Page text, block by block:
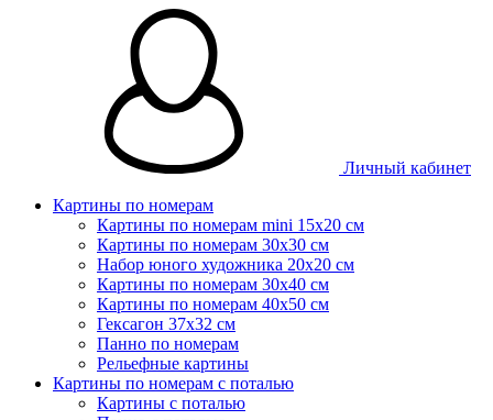
Личный кабинет
Картины по номерам
Картины по номерам mini 15х20 см
Картины по номерам 30x30 см
Набор юного художника 20х20 см
Картины по номерам 30х40 см
Картины по номерам 40х50 см
Гексагон 37х32 см
Панно по номерам
Рельефные картины
Картины по номерам с поталью
Картины с поталью